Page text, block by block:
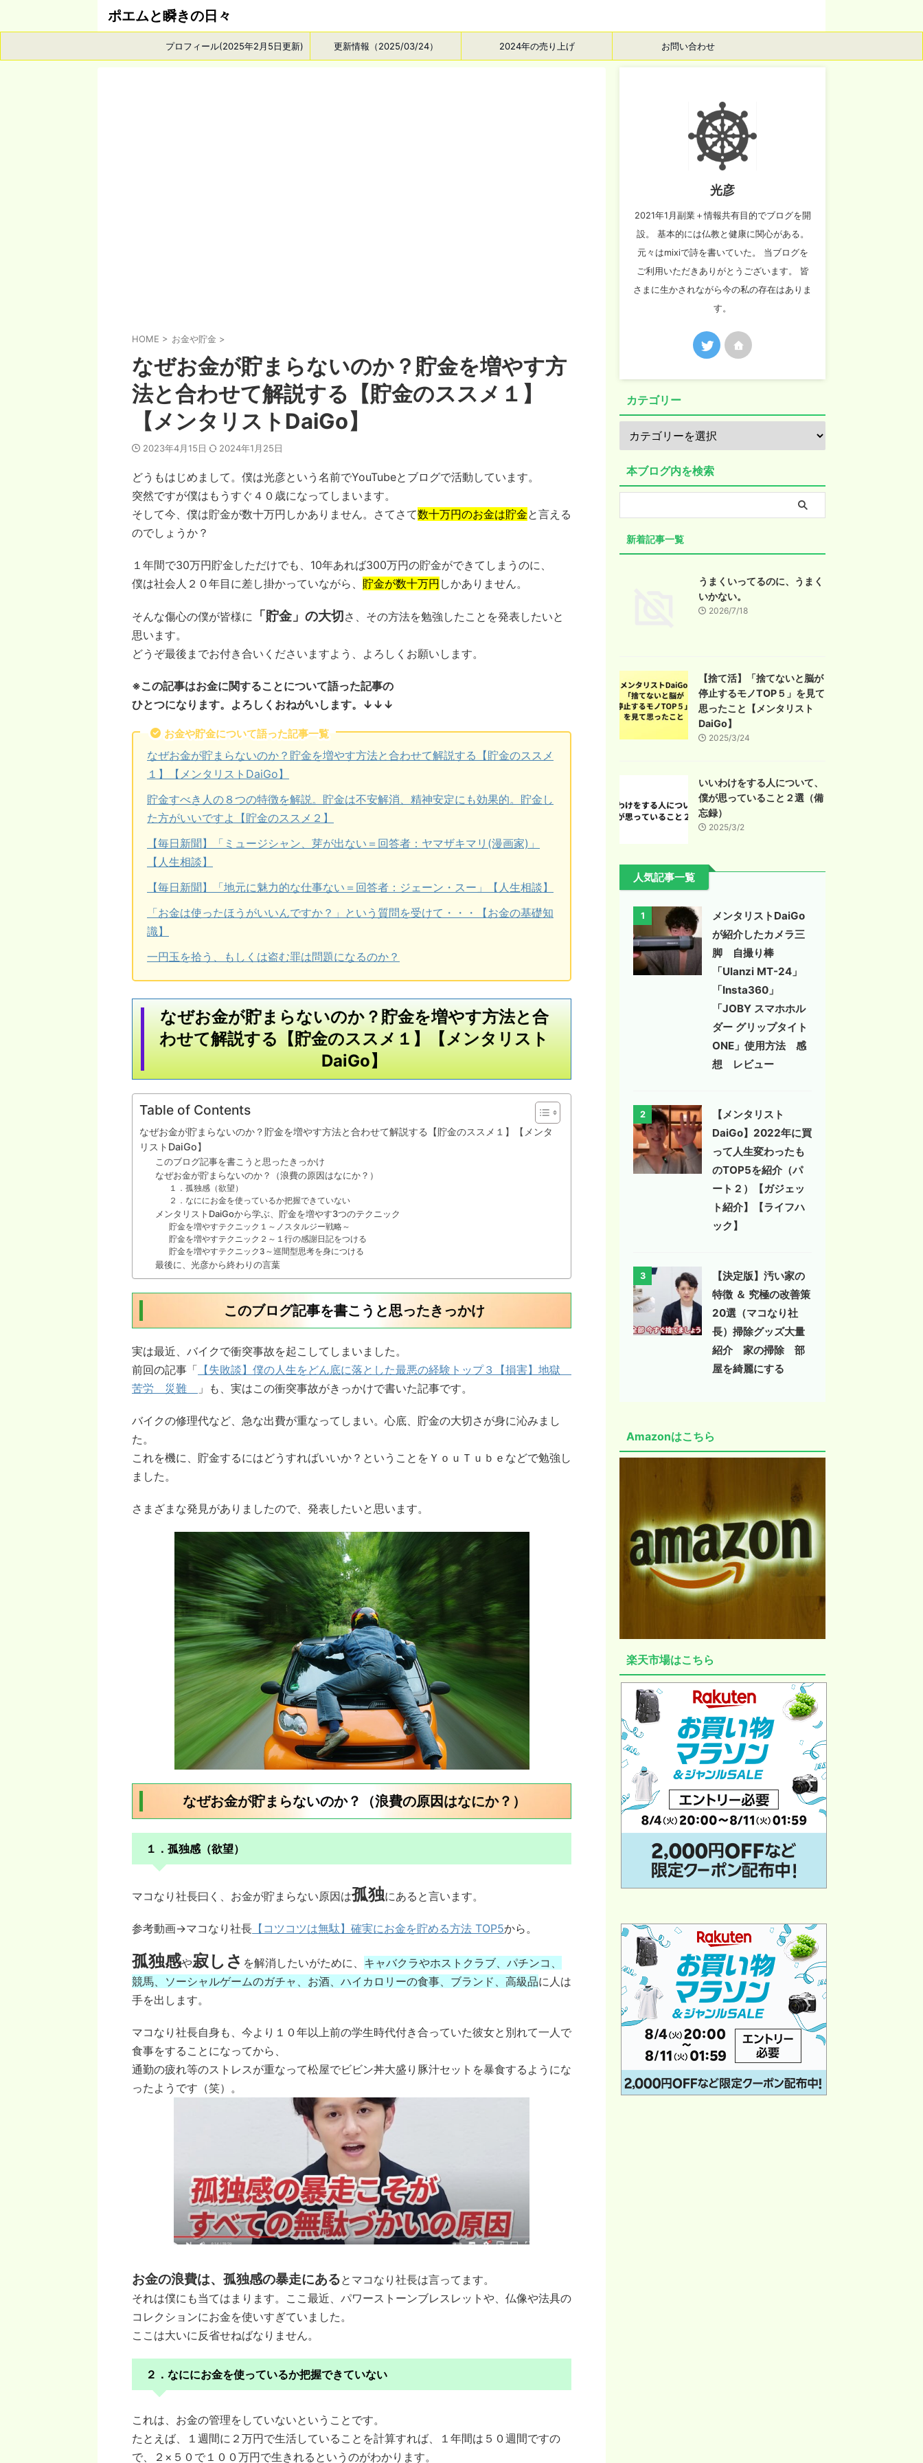
ポエムと瞬きの日々
プロフィール(2025年2月5日更新) 更新情報（2025/03/24） 2024年の売り上げ お問い合わせ
HOME > お金や貯金 >
なぜお金が貯まらないのか？貯金を増やす方
法と合わせて解説する【貯金のススメ１】
【メンタリストDaiGo】
2023年4月15日 2024年1月25日
どうもはじめまして。僕は光彦という名前でYouTubeとブログで活動しています。
突然ですが僕はもうすぐ４０歳になってしまいます。
そして今、僕は貯金が数十万円しかありません。さてさて数十万円のお金は貯金と言える
のでしょうか？
１年間で30万円貯金しただけでも、10年あれば300万円の貯金ができてしまうのに、
僕は社会人２０年目に差し掛かっていながら、 貯金が数十万円 しかありません。
そんな傷心の僕が皆様に 「貯金」の大切さ、その方法を勉強したことを発表したいと
思います。
どうぞ最後までお付き合いくださいますよう、よろしくお願いします。
※この記事はお金に関することについて語った記事の
ひとつになります。よろしくおねがいします。↓↓↓
お金や貯金について語った記事一覧
なぜお金が貯まらないのか？貯金を増やす方法と合わせて解説する【貯金のススメ
１】【メンタリストDaiGo】
貯金すべき人の８つの特徴を解説。貯金は不安解消、精神安定にも効果的。貯金し
た方がいいですよ【貯金のススメ２】
【毎日新聞】「ミュージシャン、芽が出ない＝回答者：ヤマザキマリ(漫画家)」
【人生相談】
【毎日新聞】「地元に魅力的な仕事ない＝回答者：ジェーン・スー」【人生相談】
「お金は使ったほうがいいんですか？」という質問を受けて・・・【お金の基礎知
識】
一円玉を拾う、もしくは盗む罪は問題になるのか？
なぜお金が貯まらないのか？貯金を増やす方法と合
わせて解説する【貯金のススメ１】【メンタリスト
DaiGo】
Table of Contents
なぜお金が貯まらないのか？貯金を増やす方法と合わせて解説する【貯金のススメ１】【メンタ
リストDaiGo】
このブログ記事を書こうと思ったきっかけ
なぜお金が貯まらないのか？（浪費の原因はなにか？）
１．孤独感（欲望）
２．なににお金を使っているか把握できていない
メンタリストDaiGoから学ぶ、貯金を増やす3つのテクニック
貯金を増やすテクニック１～ノスタルジー戦略～
貯金を増やすテクニック２～１行の感謝日記をつける
貯金を増やすテクニック3～巡間型思考を身につける
最後に、光彦から終わりの言葉
このブログ記事を書こうと思ったきっかけ
実は最近、バイクで衝突事故を起こしてしまいました。
前回の記事「 【失敗談】僕の人生をどん底に落とした最悪の経験トップ３【損害】地獄
苦労 災難
」も、実はこの衝突事故がきっかけで書いた記事です。
バイクの修理代など、急な出費が重なってしまい。心底、貯金の大切さが身に沁みまし
た。
これを機に、貯金するにはどうすればいいか？ということをＹｏｕＴｕｂｅなどで勉強し
ました。
さまざまな発見がありましたので、発表したいと思います。
なぜお金が貯まらないのか？（浪費の原因はなにか？）
１．孤独感（欲望）
マコなり社長曰く、お金が貯まらない原因は孤独にあると言います。
参考動画→マコなり社長 【コツコツは無駄】確実にお金を貯める方法 TOP5から。
孤独感や寂しさ を解消したいがために、 キャバクラやホストクラブ、パチンコ、
競馬、ソーシャルゲームのガチャ、お酒、ハイカロリーの食事、ブランド、高級品に人は
手を出します。
マコなり社長自身も、今より１０年以上前の学生時代付き合っていた彼女と別れて一人で
食事をすることになってから、
通勤の疲れ等のストレスが重なって松屋でビビン丼大盛り豚汁セットを暴食するようにな
ったようです（笑）。
お金の浪費は、孤独感の暴走にあるとマコなり社長は言ってます。
それは僕にも当てはまります。ここ最近、パワーストーンブレスレットや、仏像や法具の
コレクションにお金を使いすぎていました。
ここは大いに反省せねばなりません。
２．なににお金を使っているか把握できていない
これは、お金の管理をしていないということです。
たとえば、１週間に２万円で生活していることを計算すれば、１年間は５０週間ですの
で、２×５０で１００万円で生きれるというのがわかります。
光彦
2021年1月副業＋情報共有目的でブログを開
設。 基本的には仏教と健康に関心がある。
元々はmixiで詩を書いていた。 当ブログを
ご利用いただきありがとうございます。 皆
さまに生かされながら今の私の存在はありま
す。
カテゴリー
本ブログ内を検索
新着記事一覧
うまくいってるのに、うまく
いかない。
2026/7/18
【捨て活】「捨てないと脳が
停止するモノTOP５」を見て
思ったこと【メンタリスト
DaiGo】
2025/3/24
いいわけをする人について、
僕が思っていること２選（備
忘録）
2025/3/2
人気記事一覧
1
メンタリストDaiGo
が紹介したカメラ三
脚 自撮り棒
「Ulanzi MT-24」
「Insta360」
「JOBY スマホホル
ダー グリップタイト
ONE」使用方法 感
想 レビュー
2
【メンタリスト
DaiGo】2022年に買
って人生変わったも
のTOP5を紹介（パ
ート２）【ガジェッ
ト紹介】【ライフハ
ック】
3
【決定版】汚い家の
特徴 ＆ 究極の改善策
20選（マコなり社
長）掃除グッズ大量
紹介 家の掃除 部
屋を綺麗にする
Amazonはこちら
楽天市場はこちら